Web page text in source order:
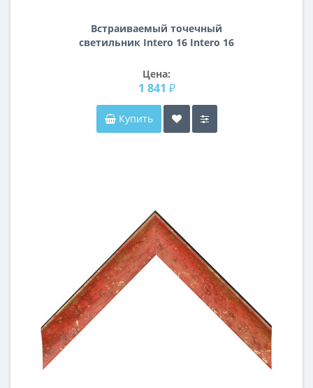
Встраиваемый точечный
светильник Intero 16 Intero 16
Цена:
1 841 ₽
Купить